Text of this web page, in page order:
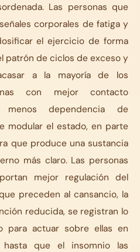
Las personas que
corporales de fatiga y
el ejercicio de forma
patrón de ciclos de exceso y
a la mayoría de los
con mejor contacto
menos dependencia de
modular el estado, en parte
que produce una sustancia
más claro. Las personas
mejor regulación del
preceden al cansancio, la
reducida, se registran lo
para actuar sobre ellas en
que el insomnio las